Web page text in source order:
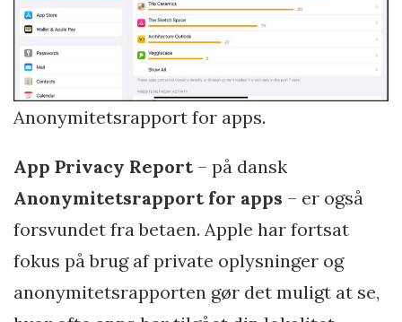
Anonymitetsrapport for apps.
App Privacy Report– på dansk
Anonymitetsrapport for apps – er også
forsvundet fra betaen. Apple har fortsat
fokus på brug af private oplysninger og
anonymitetsrapporten gør det muligt at se,